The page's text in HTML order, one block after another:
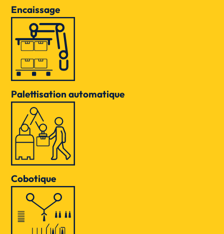
Encaissage
Palettisation automatique
Cobotique